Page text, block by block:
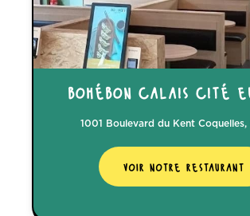
bohébon calais cité
1001 Boulevard du Kent Coquelles,
voir notre restaurant